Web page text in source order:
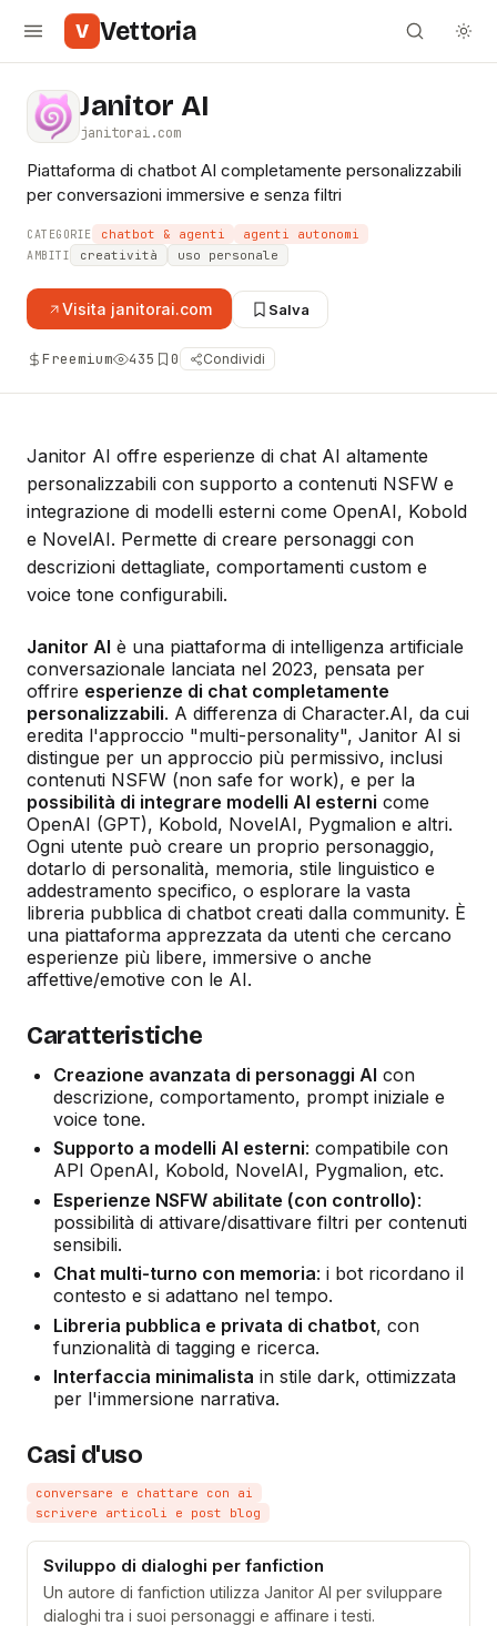
V Vettoria
Janitor AI
janitorai.com
Piattaforma di chatbot AI completamente personalizzabili
per conversazioni immersive e senza filtri
CATEGORIE chatbot & agenti agenti autonomi
AMBITI creatività uso personale
Visita janitorai.com Salva
Freemium 435 0 Condividi
Janitor AI offre esperienze di chat AI altamente
personalizzabili con supporto a contenuti NSFW e
integrazione di modelli esterni come OpenAI, Kobold
e NovelAI. Permette di creare personaggi con
descrizioni dettagliate, comportamenti custom e
voice tone configurabili.
Janitor AI è una piattaforma di intelligenza artificiale
conversazionale lanciata nel 2023, pensata per
offrire esperienze di chat completamente
personalizzabili. A differenza di Character.AI, da cui
eredita l'approccio "multi-personality", Janitor AI si
distingue per un approccio più permissivo, inclusi
contenuti NSFW (non safe for work), e per la
possibilità di integrare modelli AI esterni come
OpenAI (GPT), Kobold, NovelAI, Pygmalion e altri.
Ogni utente può creare un proprio personaggio,
dotarlo di personalità, memoria, stile linguistico e
addestramento specifico, o esplorare la vasta
libreria pubblica di chatbot creati dalla community. È
una piattaforma apprezzata da utenti che cercano
esperienze più libere, immersive o anche
affettive/emotive con le AI.
Caratteristiche
Creazione avanzata di personaggi AI con
descrizione, comportamento, prompt iniziale e
voice tone.
Supporto a modelli AI esterni: compatibile con
API OpenAI, Kobold, NovelAI, Pygmalion, etc.
Esperienze NSFW abilitate (con controllo):
possibilità di attivare/disattivare filtri per contenuti
sensibili.
Chat multi-turno con memoria: i bot ricordano il
contesto e si adattano nel tempo.
Libreria pubblica e privata di chatbot, con
funzionalità di tagging e ricerca.
Interfaccia minimalista in stile dark, ottimizzata
per l'immersione narrativa.
Casi d'uso
conversare e chattare con ai
scrivere articoli e post blog
Sviluppo di dialoghi per fanfiction
Un autore di fanfiction utilizza Janitor AI per sviluppare
dialoghi tra i suoi personaggi e affinare i testi.